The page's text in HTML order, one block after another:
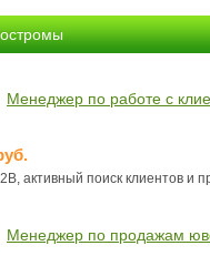
дорог
аварии на Чернобыльской
в Кострому.
оштрафовано 20 человек
Менеджер по работе с
активный поиск клиентов и
Менеджер по продажам